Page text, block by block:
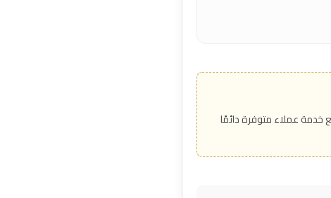
عملاء متوفرة دائمًا